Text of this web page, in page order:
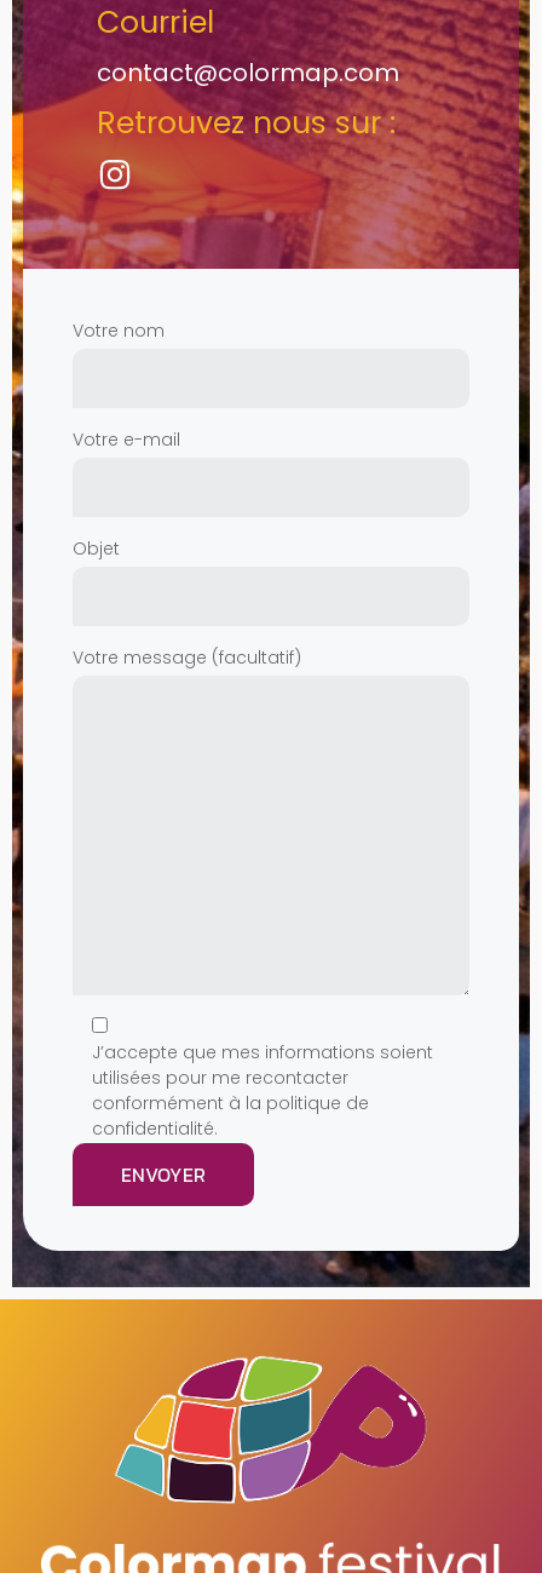
Courriel
contact@colormap.com
Retrouvez nous sur :
Votre nom
Votre e-mail
Objet
Votre message (facultatif)
J’accepte que mes informations soient
utilisées pour me recontacter
conformément à la politique de
confidentialité.